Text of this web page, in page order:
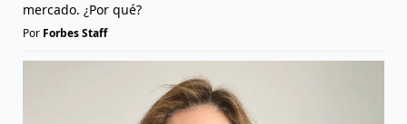
mercado. ¿Por qué?
Por Forbes Staff